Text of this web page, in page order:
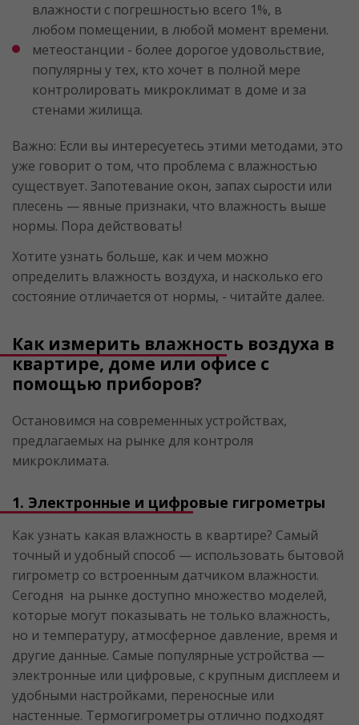
влажности с погрешностью всего 1%, в
любом помещении, в любой момент времени.
метеостанции - более дорогое удовольствие,
популярны у тех, кто хочет в полной мере
контролировать микроклимат в доме и за
стенами жилища.
Важно: Если вы интересуетесь этими методами, это
уже говорит о том, что проблема с влажностью
существует. Запотевание окон, запах сырости или
плесень — явные признаки, что влажность выше
нормы. Пора действовать!
Хотите узнать больше, как и чем можно
определить влажность воздуха, и насколько его
состояние отличается от нормы, - читайте далее.
Как измерить влажность воздуха в
квартире, доме или офисе c
помощью приборов?
Остановимся на современных устройствах,
предлагаемых на рынке для контроля
микроклимата.
1. Электронные и цифровые гигрометры
Как узнать какая влажность в квартире? Самый
точный и удобный способ — использовать бытовой
гигрометр со встроенным датчиком влажности.
Сегодня на рынке доступно множество моделей,
которые могут показывать не только влажность,
но и температуру, атмосферное давление, время и
другие данные. Самые популярные устройства —
электронные или цифровые, с крупным дисплеем и
удобными настройками, переносные или
настенные. Термогигрометры отлично подходят